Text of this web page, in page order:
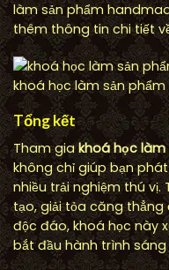
làm sản phẩm
thêm thông tin chi tiết
khoá học làm sản
Tổng kết
Tham giakhoá học
không chỉ giúp bạn
nhiều trải nghiệm thú vị.
tạo, giải tỏa căng thẳng
độc đáo, khoá học này
bắt đầu hành trình